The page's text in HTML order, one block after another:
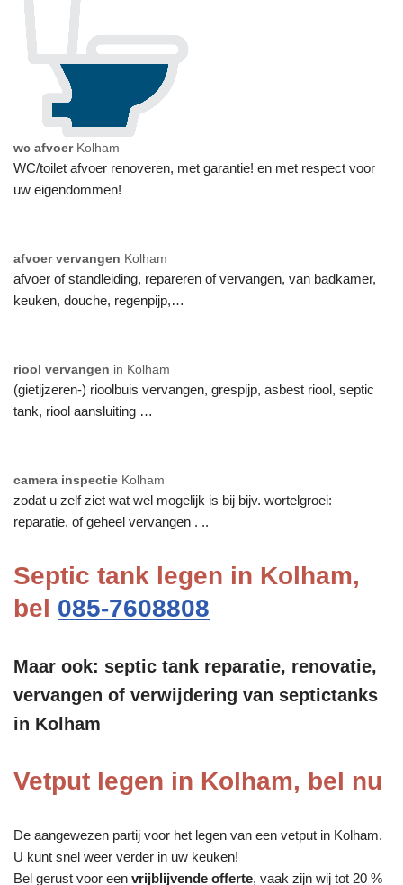
wc afvoer Kolham
WC/toilet afvoer renoveren, met garantie! en met respect voor
uw eigendommen!
afvoer vervangen Kolham
afvoer of standleiding, repareren of vervangen, van badkamer,
keuken, douche, regenpijp,…
riool vervangen in Kolham
(gietijzeren-) rioolbuis vervangen, grespijp, asbest riool, septic
tank, riool aansluiting …
camera inspectie Kolham
zodat u zelf ziet wat wel mogelijk is bij bijv. wortelgroei:
reparatie, of geheel vervangen . ..
Septic tank legen in Kolham,
bel 085-7608808
Maar ook: septic tank reparatie, renovatie,
vervangen of verwijdering van septictanks
in Kolham
Vetput legen in Kolham, bel nu
De aangewezen partij voor het legen van een vetput in Kolham.
U kunt snel weer verder in uw keuken!
Bel gerust voor een vrijblijvende offerte, vaak zijn wij tot 20 %